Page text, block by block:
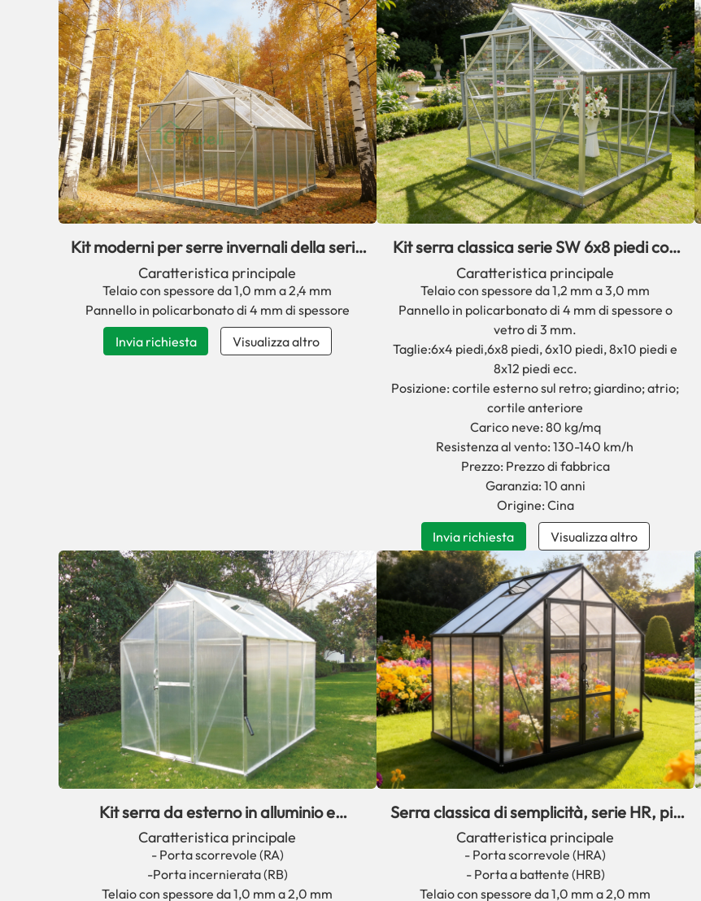
Kit moderni per serre invernali della serie
SP per il giardino
Caratteristica principale
Telaio con spessore da 1,0 mm a 2,4 mm
Pannello in policarbonato di 4 mm di spessore
Invia richiesta
Visualizza altro
Kit serra classica serie SW 6x8 piedi con
struttura in alluminio e vetro
Caratteristica principale
Telaio con spessore da 1,2 mm a 3,0 mm
Pannello in policarbonato di 4 mm di spessore o
vetro di 3 mm.
Taglie:6x4 piedi,6x8 piedi, 6x10 piedi, 8x10 piedi e
8x12 piedi ecc.
Posizione: cortile esterno sul retro; giardino; atrio;
cortile anteriore
Carico neve: 80 kg/mq
Resistenza al vento: 130-140 km/h
Prezzo: Prezzo di fabbrica
Garanzia: 10 anni
Origine: Cina
Invia richiesta
Visualizza altro
Kit serra da esterno in alluminio e
policarbonato serie R: il migliore
Caratteristica principale
- Porta scorrevole (RA)
-Porta incernierata (RB)
Telaio con spessore da 1,0 mm a 2,0 mm
Serra classica di semplicità, serie HR, più
venduta
Caratteristica principale
- Porta scorrevole (HRA)
- Porta a battente (HRB)
Telaio con spessore da 1,0 mm a 2,0 mm